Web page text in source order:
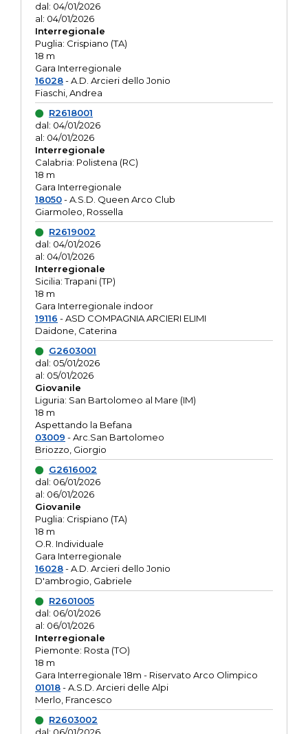
dal: 04/01/2026
al: 04/01/2026
Interregionale
Puglia: Crispiano (TA)
18 m
Gara Interregionale
16028- A.D. Arcieri dello Jonio
Fiaschi, Andrea
R2618001
dal: 04/01/2026
al: 04/01/2026
Interregionale
Calabria: Polistena (RC)
18 m
Gara Interregionale
18050- A.S.D. Queen Arco Club
Giarmoleo, Rossella
R2619002
dal: 04/01/2026
al: 04/01/2026
Interregionale
Sicilia: Trapani (TP)
18 m
Gara Interregionale indoor
19116 - ASD COMPAGNIA ARCIERI ELIMI
Daidone, Caterina
G2603001
dal: 05/01/2026
al: 05/01/2026
Giovanile
Liguria: San Bartolomeo al Mare (IM)
18 m
Aspettando la Befana
03009 - Arc.San Bartolomeo
Briozzo, Giorgio
G2616002
dal: 06/01/2026
al: 06/01/2026
Giovanile
Puglia: Crispiano (TA)
18 m
O.R. Individuale
Gara Interregionale
16028- A.D. Arcieri dello Jonio
D'ambrogio, Gabriele
R2601005
dal: 06/01/2026
al: 06/01/2026
Interregionale
Piemonte: Rosta (TO)
18 m
Gara Interregionale 18m - Riservato Arco Olimpico
01018- A.S.D. Arcieri delle Alpi
Merlo, Francesco
R2603002